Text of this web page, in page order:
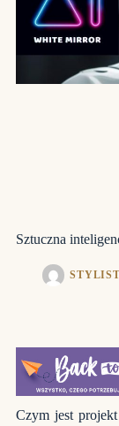
Sztuczna
Czym jest